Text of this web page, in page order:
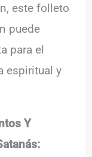
este folleto
puede
para el
espiritual y
Y